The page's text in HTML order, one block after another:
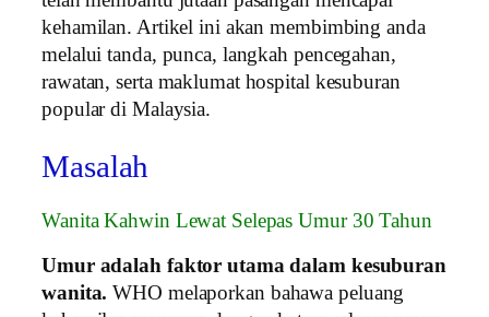
kehamilan. Artikel ini akan membimbing anda
melalui tanda, punca, langkah pencegahan,
rawatan, serta maklumat hospital kesuburan
popular di Malaysia.
Masalah
Wanita Kahwin Lewat Selepas Umur 30 Tahun
Umur adalah faktor utama dalam kesuburan
wanita. WHO melaporkan bahawa peluang